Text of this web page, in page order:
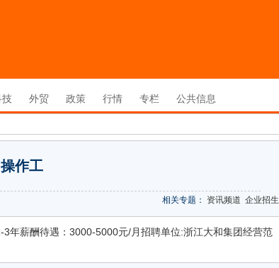
技 外贸 政策 行情 专栏 公共信息
作工
相关专题： 资讯频道 企业招生
年薪酬待遇：3000-5000元/月招聘单位:浙江大和集团经营范